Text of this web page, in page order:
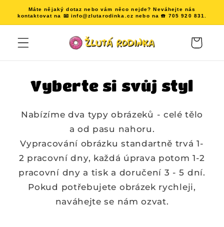
Přejít k
obsahu
Máte nějaký dotaz nebo vám něco nejde? Neváhejte nás
kontaktovat na 📧 info@zlutarodinka.cz nebo na ☎️ 705 920 831.
Košík
Vyberte si svůj styl
Nabízíme dva typy obrázeků - celé tělo
a od pasu nahoru.
Vypracování obrázku standartně trvá 1-
2 pracovní dny, každá úprava potom 1-2
pracovní dny a tisk a doručení 3 - 5 dní.
Pokud potřebujete obrázek rychleji,
naváhejte se nám ozvat.